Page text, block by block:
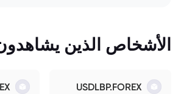
الأشخاص الذين
USDLBP.FOREX